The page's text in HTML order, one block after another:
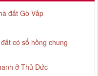
đất Gò Vấp
có sổ hồng chung
ở Thủ Đức